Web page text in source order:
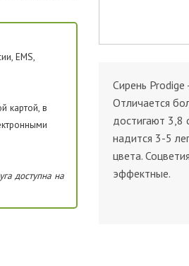
EMS,
картой, в
доступна на
Сирень Prodige
Отличается
достигают 3,8
надится 3-5
цвета.
эффектные.